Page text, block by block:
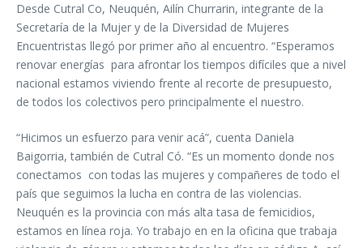
Desde Cutral Co, Neuquén, Ailín Churrarin, integrante de la
Secretaría de la Mujer y de la Diversidad de Mujeres
Encuentristas llegó por primer año al encuentro. “Esperamos
renovar energías para afrontar los tiempos difíciles que a nivel
nacional estamos viviendo frente al recorte de presupuesto,
de todos los colectivos pero principalmente el nuestro.
“Hicimos un esfuerzo para venir acá”, cuenta Daniela
Baigorria, también de Cutral Có. “Es un momento donde nos
conectamos con todas las mujeres y compañeres de todo el
país que seguimos la lucha en contra de las violencias.
Neuquén es la provincia con más alta tasa de femicidios,
estamos en línea roja. Yo trabajo en en la oficina que trabaja